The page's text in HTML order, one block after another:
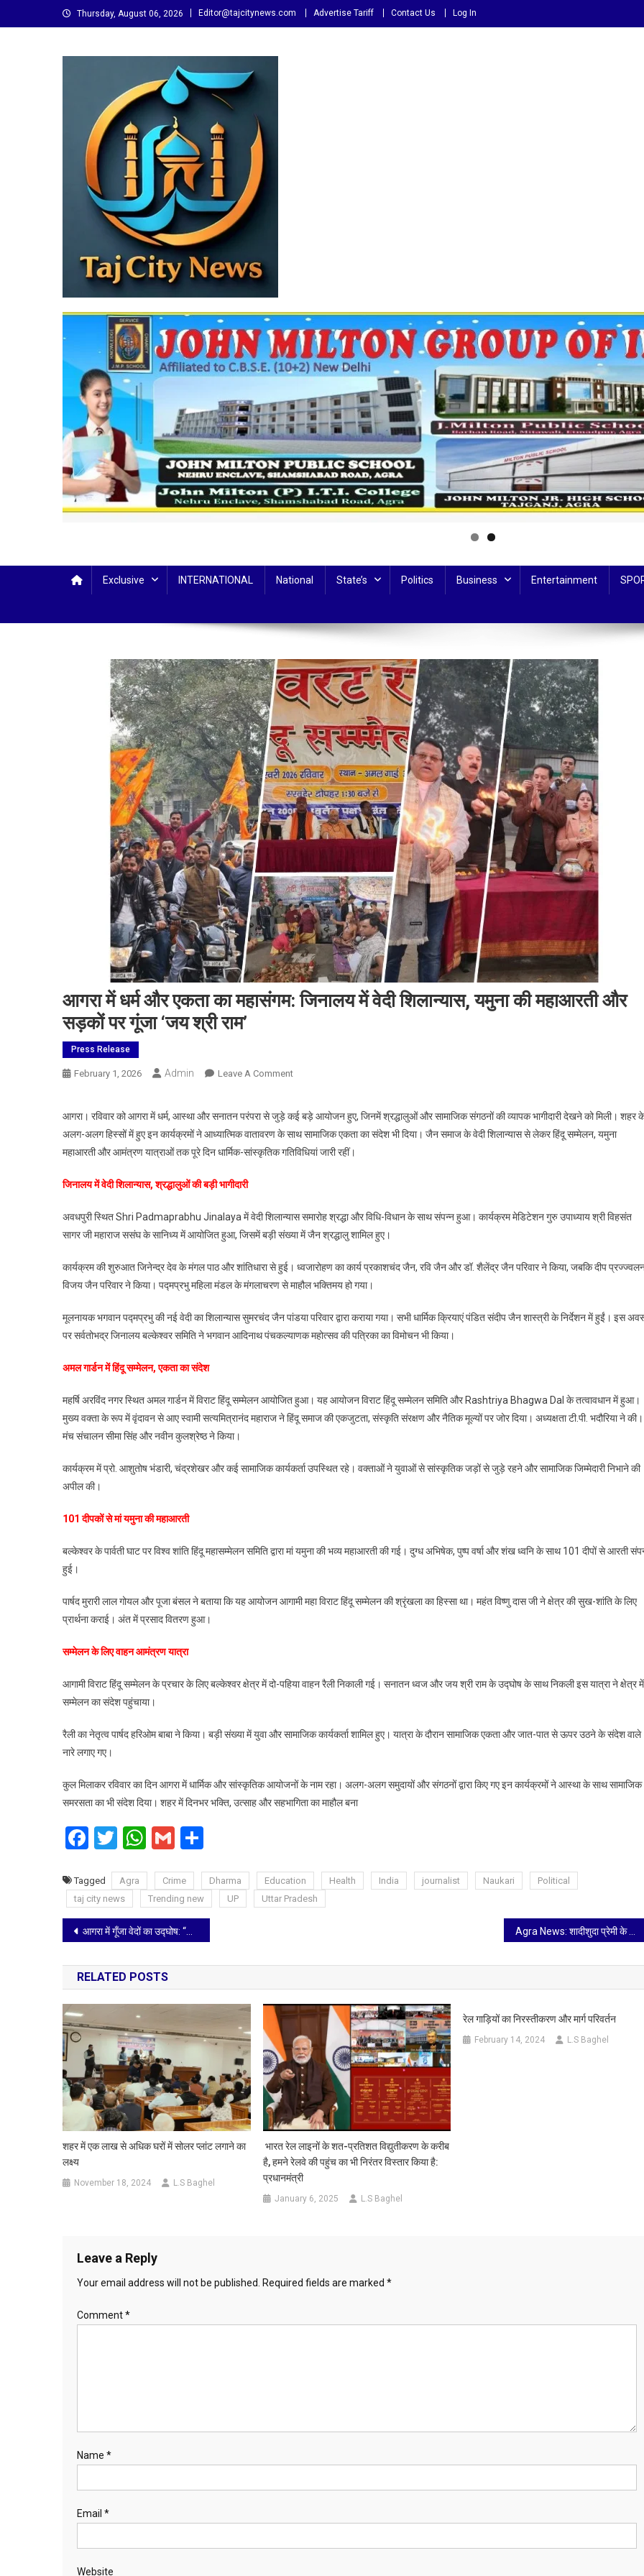
to
Thursday, August 06, 2026 Editor@tajcitynews.com Advertise Tariff Contact Us Log In
Taj City News
Exclusive INTERNATIONAL National State’s Politics Business Entertainment
आगरा में धर्म और एकता का महासंगम: जिनालय में वेदी शिलान्यास, यमुना की महाआरती और
सड़कों पर गूंजा ‘जय श्री राम’
Press Release
February 1, 2026 Admin Leave A CommentOn
धर्म
और
एकता
में
वेदी
यमुना
की
और
सड़कों
श्री
राम’
आगरा। रविवार को आगरा में धर्म, आस्था और सनातन परंपरा से जुड़े कई बड़े आयोजन हुए, जिनमें श्रद्धालुओं और सामाजिक संगठनों की व्यापक भागीदारी देखने को मिली। शहर
अलग-अलग हिस्सों में हुए इन कार्यक्रमों ने आध्यात्मिक वातावरण के साथ सामाजिक एकता का संदेश भी दिया। जैन समाज के वेदी शिलान्यास से लेकर हिंदू सम्मेलन, यमुना
महाआरती और आमंत्रण यात्राओं तक पूरे दिन धार्मिक-सांस्कृतिक गतिविधियां जारी रहीं।
जिनालय में वेदी शिलान्यास, श्रद्धालुओं की बड़ी भागीदारी
अवधपुरी स्थित Shri Padmaprabhu Jinalaya में वेदी शिलान्यास समारोह श्रद्धा और विधि-विधान के साथ संपन्न हुआ। कार्यक्रम मेडिटेशन गुरु उपाध्याय श्री विहसंत
सागर जी महाराज ससंघ के सानिध्य में आयोजित हुआ, जिसमें बड़ी संख्या में जैन श्रद्धालु शामिल हुए।
कार्यक्रम की शुरुआत जिनेन्द्र देव के मंगल पाठ और शांतिधारा से हुई। ध्वजारोहण का कार्य प्रकाशचंद जैन, रवि जैन और डॉ. शैलेंद्र जैन परिवार ने किया, जबकि दीप
विजय जैन परिवार ने किया। पद्मप्रभु महिला मंडल के मंगलाचरण से माहौल भक्तिमय हो गया।
मूलनायक भगवान पद्मप्रभु की नई वेदी का शिलान्यास सुमरचंद जैन पांडया परिवार द्वारा कराया गया। सभी धार्मिक क्रियाएं पंडित संदीप जैन शास्त्री के निर्देशन में हुईं। इस
पर सर्वतोभद्र जिनालय बल्केश्वर समिति ने भगवान आदिनाथ पंचकल्याणक महोत्सव की पत्रिका का विमोचन भी किया।
अमल गार्डन में हिंदू सम्मेलन, एकता का संदेश
महर्षि अरविंद नगर स्थित अमल गार्डन में विराट हिंदू सम्मेलन आयोजित हुआ। यह आयोजन विराट हिंदू सम्मेलन समिति और Rashtriya Bhagwa Dal के तत्वावधान में हुआ।
मुख्य वक्ता के रूप में वृंदावन से आए स्वामी सत्यमित्रानंद महाराज ने हिंदू समाज की एकजुटता, संस्कृति संरक्षण और नैतिक मूल्यों पर जोर दिया। अध्यक्षता टी.पी. भदौरिया ने की।
मंच संचालन सीमा सिंह और नवीन कुलश्रेष्ठ ने किया।
कार्यक्रम में प्रो. आशुतोष भंडारी, चंद्रशेखर और कई सामाजिक कार्यकर्ता उपस्थित रहे। वक्ताओं ने युवाओं से सांस्कृतिक जड़ों से जुड़े रहने और सामाजिक जिम्मेदारी निभाने की
अपील की।
101 दीपकों से मां यमुना की महाआरती
बल्केश्वर के पार्वती घाट पर विश्व शांति हिंदू महासम्मेलन समिति द्वारा मां यमुना की भव्य महाआरती की गई। दुग्ध अभिषेक, पुष्प वर्षा और शंख ध्वनि के साथ 101 दीपों से आरती
हुई।
पार्षद मुरारी लाल गोयल और पूजा बंसल ने बताया कि यह आयोजन आगामी महा विराट हिंदू सम्मेलन की श्रृंखला का हिस्सा था। महंत विष्णु दास जी ने क्षेत्र की सुख-शांति के लिए
प्रार्थना कराई। अंत में प्रसाद वितरण हुआ।
सम्मेलन के लिए वाहन आमंत्रण यात्रा
आगामी विराट हिंदू सम्मेलन के प्रचार के लिए बल्केश्वर क्षेत्र में दो-पहिया वाहन रैली निकाली गई। सनातन ध्वज और जय श्री राम के उद्घोष के साथ निकली इस यात्रा ने क्षेत्र में
सम्मेलन का संदेश पहुंचाया।
रैली का नेतृत्व पार्षद हरिओम बाबा ने किया। बड़ी संख्या में युवा और सामाजिक कार्यकर्ता शामिल हुए। यात्रा के दौरान सामाजिक एकता और जात-पात से ऊपर उठने के संदेश वाले
नारे लगाए गए।
कुल मिलाकर रविवार का दिन आगरा में धार्मिक और सांस्कृतिक आयोजनों के नाम रहा। अलग-अलग समुदायों और संगठनों द्वारा किए गए इन कार्यक्रमों ने आस्था के साथ सामाजिक
समरसता का भी संदेश दिया। शहर में दिनभर भक्ति, उत्साह और सहभागिता का माहौल बना
Facebook
Twitter
WhatsApp
Gmail
Tagged Agra Crime Dharma Education Health India journalist Naukari
Political
taj city news
Trending new UP Uttar Pradesh
Post
navigation
आगरा में गूँजा वेदों का उद्घोष: “कुरीतियों से संघर्ष ही आर्य जीवन का लक्ष्य”, 5 सूत्रीय मांगों के साथ महासम्मेलन संपन्न
RELATED POSTS
शहर में एक लाख से अधिक घरों में सोलर प्लांट लगाने का
लक्ष्य
November 18, 2024 L.S Baghel
भारत रेल लाइनों के शत-प्रतिशत विद्युतीकरण के करीब
है, हमने रेलवे की पहुंच का भी निरंतर विस्तार किया है:
प्रधानमंत्री
January 6, 2025 L.S Baghel
रेल गाड़ियों का निरस्तीकरण और मार्ग परिवर्तन
February 14, 2024 L.S Baghel
Leave a Reply
Your email address will not be published. Required fields are marked *
Comment*
Name *
Email *
Website